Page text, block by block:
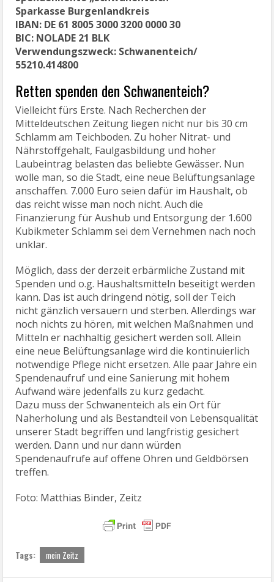
Sparkasse Burgenlandkreis
IBAN: DE 61 8005 3000 3200 0000 30
BIC: NOLADE 21 BLK
Verwendungszweck: Schwanenteich/
55210.414800
Retten spenden den Schwanenteich?
Vielleicht fürs Erste. Nach Recherchen der
Mitteldeutschen Zeitung liegen nicht nur bis 30 cm
Schlamm am Teichboden. Zu hoher Nitrat- und
Nährstoffgehalt, Faulgasbildung und hoher
Laubeintrag belasten das beliebte Gewässer. Nun
wolle man, so die Stadt, eine neue Belüftungsanlage
anschaffen. 7.000 Euro seien dafür im Haushalt, ob
das reicht wisse man noch nicht. Auch die
Finanzierung für Aushub und Entsorgung der 1.600
Kubikmeter Schlamm sei dem Vernehmen nach noch
unklar.
Möglich, dass der derzeit erbärmliche Zustand mit
Spenden und o.g. Haushaltsmitteln beseitigt werden
kann. Das ist auch dringend nötig, soll der Teich
nicht gänzlich versauern und sterben. Allerdings war
noch nichts zu hören, mit welchen Maßnahmen und
Mitteln er nachhaltig gesichert werden soll. Allein
eine neue Belüftungsanlage wird die kontinuierlich
notwendige Pflege nicht ersetzen. Alle paar Jahre ein
Spendenaufruf und eine Sanierung mit hohem
Aufwand wäre jedenfalls zu kurz gedacht.
Dazu muss der Schwanenteich als ein Ort für
Naherholung und als Bestandteil von Lebensqualität
unserer Stadt begriffen und langfristig gesichert
werden. Dann und nur dann würden
Spendenaufrufe auf offene Ohren und Geldbörsen
treffen.
Foto: Matthias Binder, Zeitz
Tags: mein Zeitz